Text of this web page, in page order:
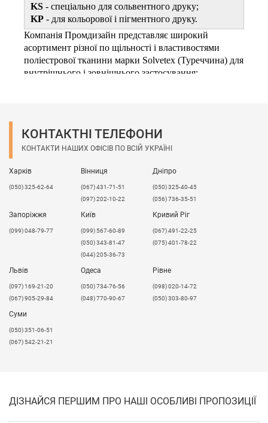
KS - спеціально для сольвентного друку;
KP - для кольорової і пігментного друку.
Компанія Промдизайн представляє широкий
асортимент різної по щільності і властивостями
поліестрової тканини марки Solvetex (Туреччина) для
внутрішнього і зовнішнього застосування:
КОНТАКТНІ ТЕЛЕФОНИ
КОНТАКТИ НАШИХ ОФІСІВ ПО ВСІЙ УКРАЇНІ
Харків
(050) 325-62-64
Вінниця
(067) 431-71-51
(097) 202-10-22
Дніпро
(050) 325-40-45
(056) 736-35-51
Запоріжжя
(099) 048-79-77
Київ
(099) 567-60-89
(050) 343-81-47
(044) 205-36-73
Кривий Ріг
(067) 491-22-25
(075) 401-78-22
Львів
​(097) 169-21-20
(067) 905-29-84
Одеса
(050) 734-76-56
(048) 770-90-67
Рівне
(098) 020-14-72
(050) 303-80-97
Суми
(050) 351-06-51
(067) 542-21-21
ДІЗНАЙСЯ ПЕРШИМ ПРО НАШІ ОСОБЛИВІ ПРОПОЗИЦІЇ